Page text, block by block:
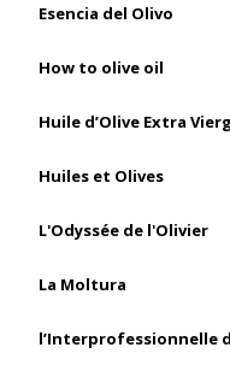
Esencia del Olivo
How to olive oil
Huile d’Olive Extra
Huiles et Olives
L'Odyssée de l'Olivier
La Moltura
l’Interprofessionnelle